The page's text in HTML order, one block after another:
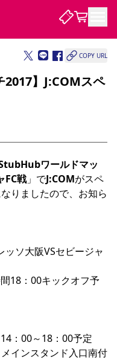
報 アクセス
レディース
選手
種 購入方法
サービス
団体チケット
ービス
カード
サポートスタッフ
街
招待券引換方法
先行入場
届・命名書
ト ファンクラブ
COPY URL
2017】J:COMスペ
ワールドマッ
FC戦」でJ:COMがスペ
りましたので、お知ら
ソ大阪VSセビージャ
18：00キックオフ予
：00～18：00予定
インスタンド入口南付